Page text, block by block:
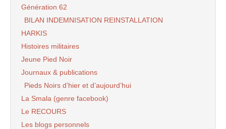
Génération 62
BILAN INDEMNISATION REINSTALLATION
HARKIS
Histoires militaires
Jeune Pied Noir
Journaux & publications
Pieds Noirs d’hier et d’aujourd’hui
La Smala (genre facebook)
Le RECOURS
Les blogs personnels